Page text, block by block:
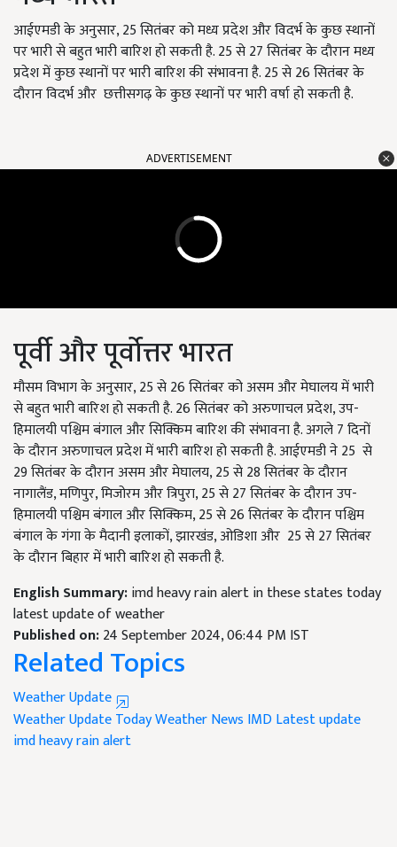
आईएमडी के अनुसार, 25 सितंबर को मध्य प्रदेश और विदर्भ के कुछ स्थानों
पर भारी से बहुत भारी बारिश हो सकती है. 25 से 27 सितंबर के दौरान मध्य
प्रदेश में कुछ स्थानों पर भारी बारिश की संभावना है. 25 से 26 सितंबर के
दौरान विदर्भ और छत्तीसगढ़ के कुछ स्थानों पर भारी वर्षा हो सकती है.
ADVERTISEMENT
पूर्वी और पूर्वोत्तर भारत
मौसम विभाग के अनुसार, 25 से 26 सितंबर को असम और मेघालय में भारी
से बहुत भारी बारिश हो सकती है. 26 सितंबर को अरुणाचल प्रदेश, उप-
हिमालयी पश्चिम बंगाल और सिक्किम बारिश की संभावना है. अगले 7 दिनों
के दौरान अरुणाचल प्रदेश में भारी बारिश हो सकती है. आईएमडी ने 25 से
29 सितंबर के दौरान असम और मेघालय, 25 से 28 सितंबर के दौरान
नागालैंड, मणिपुर, मिजोरम और त्रिपुरा, 25 से 27 सितंबर के दौरान उप-
हिमालयी पश्चिम बंगाल और सिक्किम, 25 से 26 सितंबर के दौरान पश्चिम
बंगाल के गंगा के मैदानी इलाकों, झारखंड, ओडिशा और 25 से 27 सितंबर
के दौरान बिहार में भारी बारिश हो सकती है.
English Summary:imd heavy rain alert in these states today
latest update of weather
Published on:24 September 2024, 06:44 PM IST
Related Topics
Weather Update
Weather UpdateToday Weather News IMD Latest update
imd heavy rain alert